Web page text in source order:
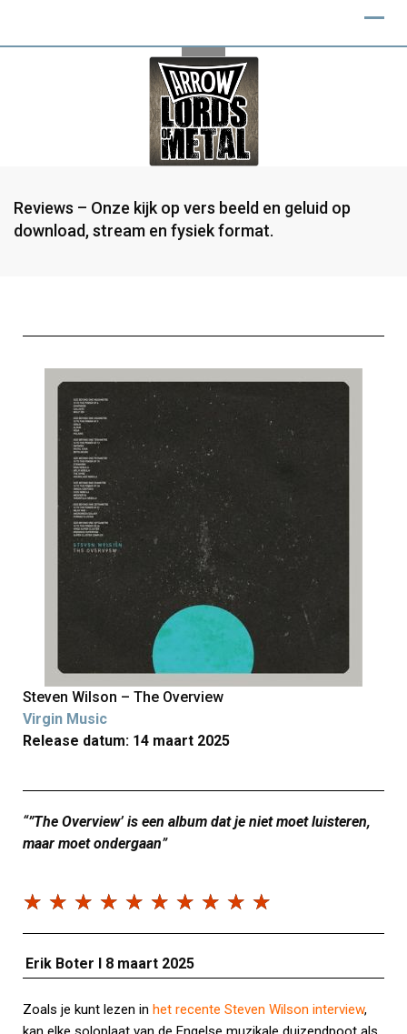
Reviews – Onze kijk op vers beeld en geluid op
download, stream en fysiek format.
Steven Wilson – The Overview
Virgin Music
Release datum: 14 maart 2025
“”The Overview’ is een album dat je niet moet luisteren,
maar moet ondergaan”
☆ ☆ ☆ ☆ ☆ ☆ ☆ ☆ ☆ ☆
Erik Boter I 8 maart 2025
Zoals je kunt lezen in het recente Steven Wilson interview,